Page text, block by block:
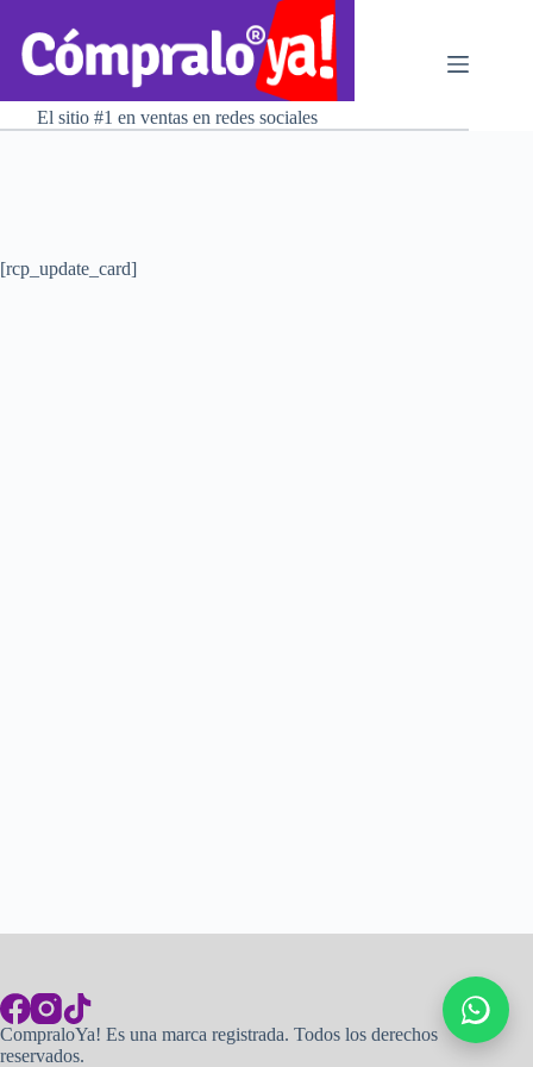
contenido
El sitio #1 en ventas en redes sociales
[rcp_update_card]
CompraloYa! Es una marca registrada. Todos los derechos
reservados.